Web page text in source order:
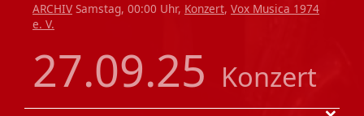
ARCHIV Samstag, 00:00 Uhr, Konzert, Vox Musica 1974
e. V.
27.09.25 Konzert